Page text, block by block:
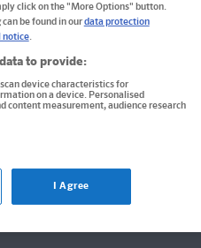
Mit Lernvideos
click on the "More Options" button.
be found in ourdata protection
notice.
to provide:
device characteristics for
on a device. Personalised
content measurement, audience research
I Agree